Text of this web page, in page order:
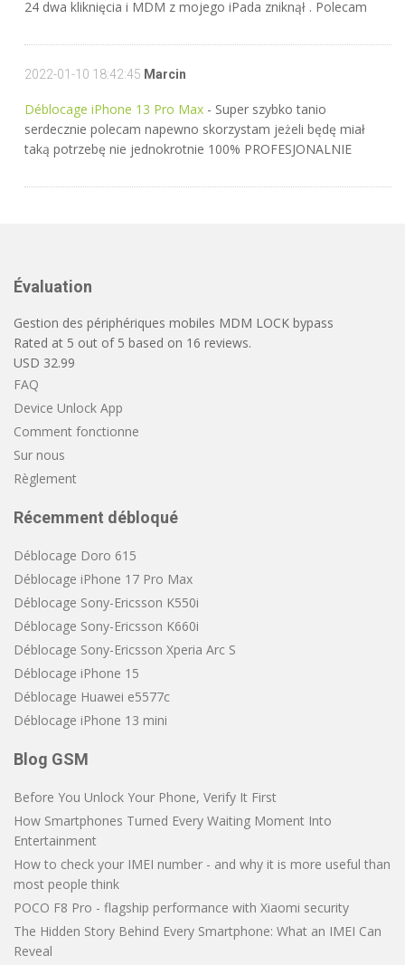
24 dwa kliknięcia i MDM z mojego iPada zniknął . Polecam
2022-01-10 18:42:45 Marcin
Déblocage iPhone 13 Pro Max - Super szybko tanio
serdecznie polecam napewno skorzystam jeżeli będę miał
taką potrzebę nie jednokrotnie 100% PROFESJONALNIE
Évaluation
Gestion des périphériques mobiles MDM LOCK bypass
Rated at 5 out of 5 based on 16 reviews.
USD 32.99
FAQ
Device Unlock App
Comment fonctionne
Sur nous
Règlement
Récemment débloqué
Déblocage Doro 615
Déblocage iPhone 17 Pro Max
Déblocage Sony-Ericsson K550i
Déblocage Sony-Ericsson K660i
Déblocage Sony-Ericsson Xperia Arc S
Déblocage iPhone 15
Déblocage Huawei e5577c
Déblocage iPhone 13 mini
Blog GSM
Before You Unlock Your Phone, Verify It First
How Smartphones Turned Every Waiting Moment Into
Entertainment
How to check your IMEI number - and why it is more useful than
most people think
POCO F8 Pro - flagship performance with Xiaomi security
The Hidden Story Behind Every Smartphone: What an IMEI Can
Reveal